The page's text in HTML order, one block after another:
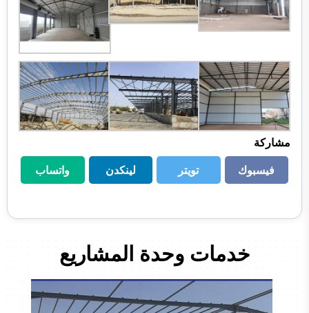
مشاركة
فيسبوك
فيسبوك
تويتر
تويتر
لينكدن
لينكدن
واتساب
واتساب
خدمات وحدة المشاريع